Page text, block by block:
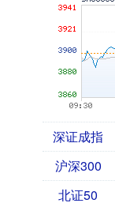
深证成指
沪深300
北证50